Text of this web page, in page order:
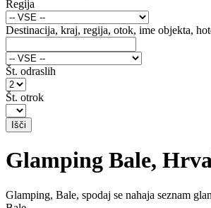
Regija
Destinacija, kraj, regija, otok, ime objekta,
Št. odraslih
Št. otrok
Glamping Bale,
Glamping, Bale, spodaj se nahaja seznam